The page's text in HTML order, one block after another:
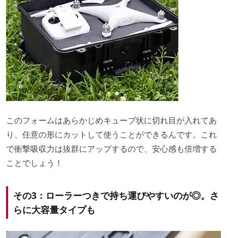
このフォームはあらかじめキューブ状に切れ目が入れてあ
り、任意の形にカットして使うことができるんです。これ
で衝撃吸収力は抜群にアップするので、安心感も倍増する
ことでしょう！
その3：ローラーつきで持ち運びやすいのが◎。さ
らに大容量タイプも